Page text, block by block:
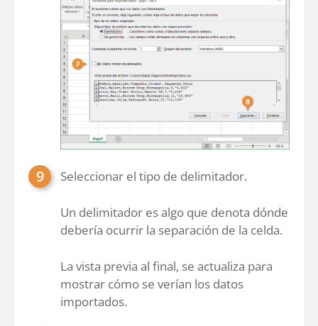
Seleccionar el tipo de delimitador.
Un delimitador es algo que denota dónde
debería ocurrir la separación de la celda.
La vista previa al final, se actualiza para
mostrar cómo se verían los datos
importados.